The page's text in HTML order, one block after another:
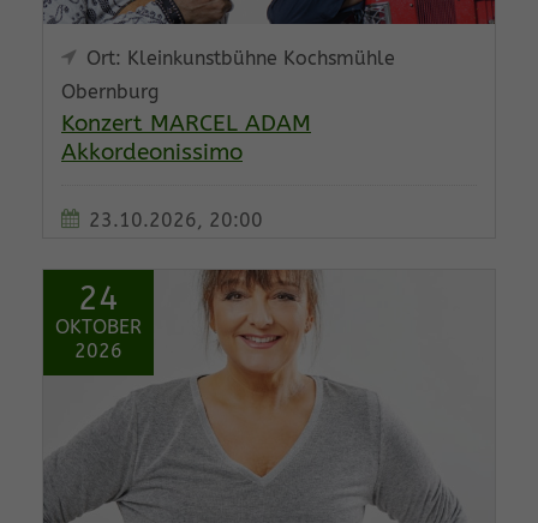
Ort: Kleinkunstbühne Kochsmühle
Obernburg
Konzert MARCEL ADAM
Akkordeonissimo
23.10.2026, 20:00
24
OKTOBER
2026